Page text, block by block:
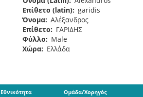
Επίθετο (latin) garidis
Όνομα Αλέξανδρος
Επίθετο
ΓΑΡΙΔΗΣ
Φύλλο
Male
Χώρα
Ελλάδα
Εθνικότητα Ομάδα/Χορηγός